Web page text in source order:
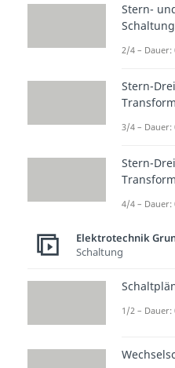
Stern-
2/4 – Dauer:
Stern-
3/4 – Dauer:
Stern-
4/4 – Dauer:
Elektrotechnik
Schaltung
1/2 – Dauer: